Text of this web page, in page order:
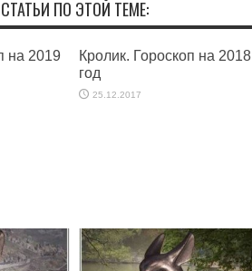
ПО ЭТОЙ ТЕМЕ:
на 2019
Кролик. Гороскоп на 2018
год
25.12.2017